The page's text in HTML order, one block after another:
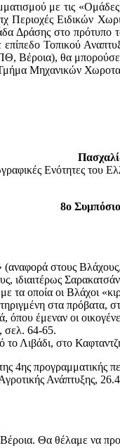
με τις
Περιοχές Ειδικών
Δράσης στο πρότυπο
Τοπικού
θα μπορούσε
Μηχανικών
Ενότητες του
8o
(αναφορά στους
ιδιαιτέρως
τα οποία οι Βλάχοι
στα πρόβατα,
έμεναν οι
σελ. 64-65.
το Λιβάδι, στο
4ης
Ανάπτυξης,
Θα θέλαμε να